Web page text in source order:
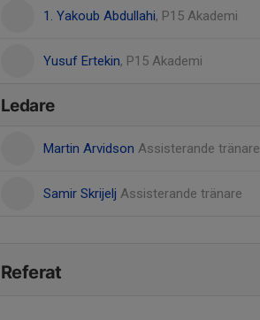
1. Yakoub Abdullahi, P15 Akademi
Yusuf Ertekin, P15 Akademi
Ledare
Martin Arvidson Assisterande tränare
Samir Skrijelj Assisterande tränare
Referat